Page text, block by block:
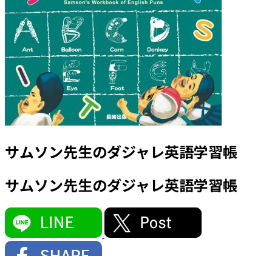
サムソン先生のダジャレ英語学習帳
サムソン先生のダジャレ英語学習帳